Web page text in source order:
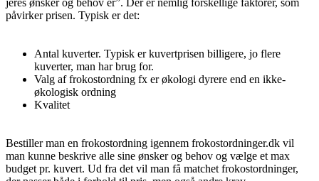
jeres ønsker og behov er”. Der er nemlig forskellige faktorer, som
påvirker prisen. Typisk er det:
Antal kuverter. Typisk er kuvertprisen billigere, jo flere
kuverter, man har brug for.
Valg af frokostordning fx er økologi dyrere end en ikke-
økologisk ordning
Kvalitet
Bestiller man en frokostordning igennem frokostordninger.dk vil
man kunne beskrive alle sine ønsker og behov og vælge et max
budget pr. kuvert. Ud fra det vil man få matchet frokostordninger,